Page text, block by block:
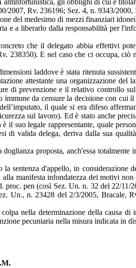
2007, Rv. 236196; Sez. 4, n. 9343/
del medesimo di mezzi finanziari
a liberarlo dalla responsabilità per
che il delegato abbia effettivi
238350). E nel caso che ci occupa, ciò
laddove è stata ritenuta
attestante una organizzazione del
di prevenzione e il relativo controllo
da censure la decisione con cui
il quale si era difeso
sul lavoro). Ed è stato anche
suo legale rappresentante, quale
di valida delega, deriva dalla sua
proposta, anch'essa
sentenza d'appello, in considerazione
manifesta infondatezza dei motivi
pen (così Sez. Un. n. 32 del 22/
Un., n. 23428 del 2/3/2005,
nella determinazione della causa
pecuniaria nella misura indicata in